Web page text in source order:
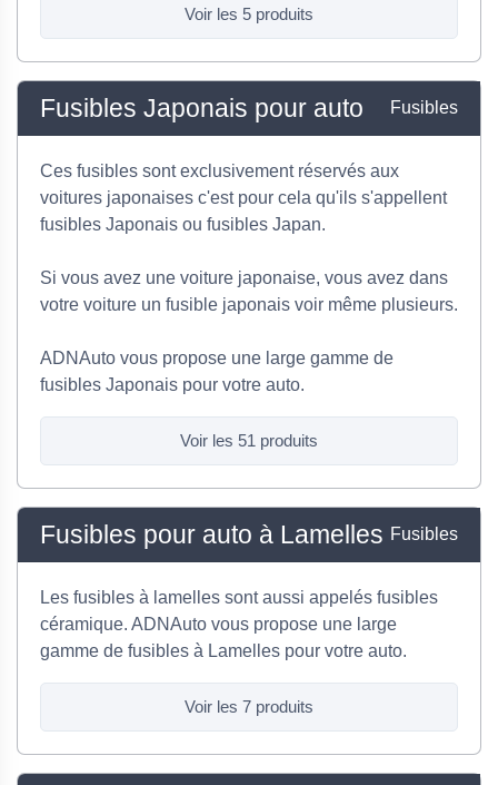
Voir les 5 produits
Fusibles Japonais pour auto Fusibles
Ces fusibles sont exclusivement réservés aux
voitures japonaises c'est pour cela qu'ils s'appellent
fusibles Japonais ou fusibles Japan.
Si vous avez une voiture japonaise, vous avez dans
votre voiture un fusible japonais voir même plusieurs.
ADNAuto vous propose une large gamme de
fusibles Japonais pour votre auto.
Voir les 51 produits
Fusibles pour auto à Lamelles Fusibles
Les fusibles à lamelles sont aussi appelés fusibles
céramique. ADNAuto vous propose une large
gamme de fusibles à Lamelles pour votre auto.
Voir les 7 produits